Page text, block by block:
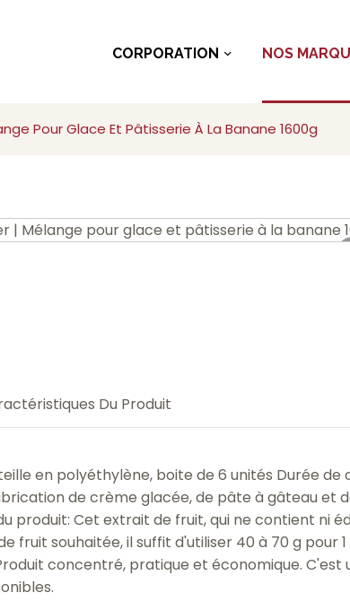
CORPORATION NOS
Pour Glace Et Pâtisserie À La Banane 1600g
Du Produit
en polyéthylène, boite de 6 unités Durée
de crème glacée, de pâte à gâteau et
produit: Cet extrait de fruit, qui ne contient ni
fruit souhaitée, il suffit d'utiliser 40 à 70 g
concentré, pratique et économique.